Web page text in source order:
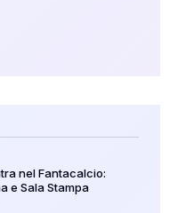
nel Fantacalcio:
e Sala Stampa